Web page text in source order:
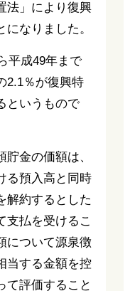
法」により復興
なりました。
平成49年まで
2.1％が復興特
というもので
金の価額は、
る預入高と同時
解約するとした
支払を受けるこ
について源泉徴
当する金額を控
て評価すること